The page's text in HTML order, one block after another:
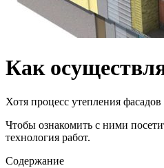
Как
Хотя процесс утепления
Чтобы ознакомить с ними
технология работ.
Содержание